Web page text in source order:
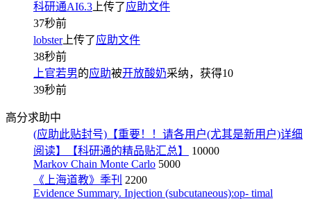
科研通AI6.3 上传了应助文件
37秒前
lobster上传了应助文件
38秒前
上官若男的应助被开放酸奶采纳，获得10
39秒前
高分求助中
(应助此贴封号)【重要！！请各用户(尤其是新用户)详细
阅读】【科研通的精品贴汇总】
10000
Markov Chain Monte Carlo 5000
《上海道教》季刊 2200
Evidence Summary. Injection (subcutaneous):op- timal